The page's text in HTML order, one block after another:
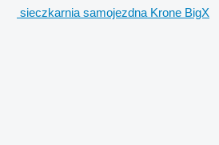
sieczkarnia samojezdna Krone BigX